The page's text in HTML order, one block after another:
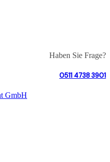
Haben Sie Frage?
0511 4738 3901